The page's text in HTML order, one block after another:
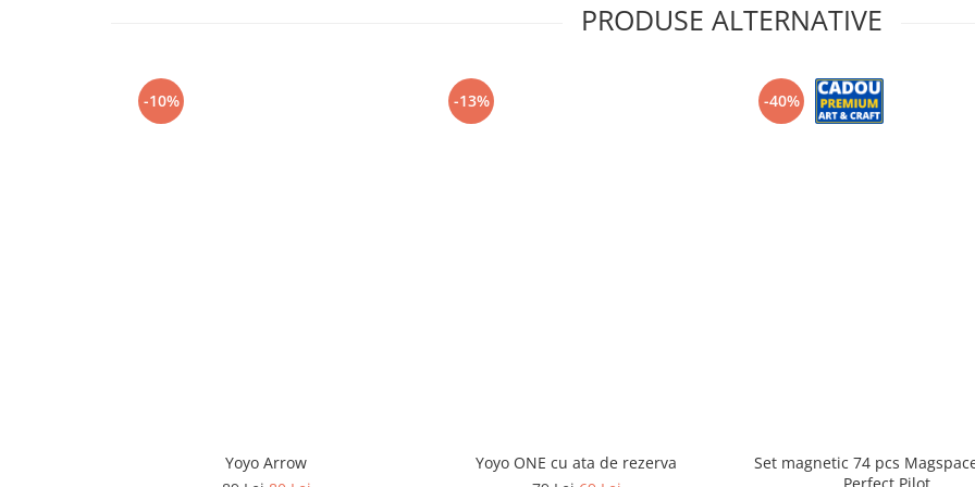
PRODUSE ALTERNATIVE
-10%
Yoyo Arrow
-13%
Yoyo ONE cu ata de rezerva
-40%
Set magnetic 74 pcs